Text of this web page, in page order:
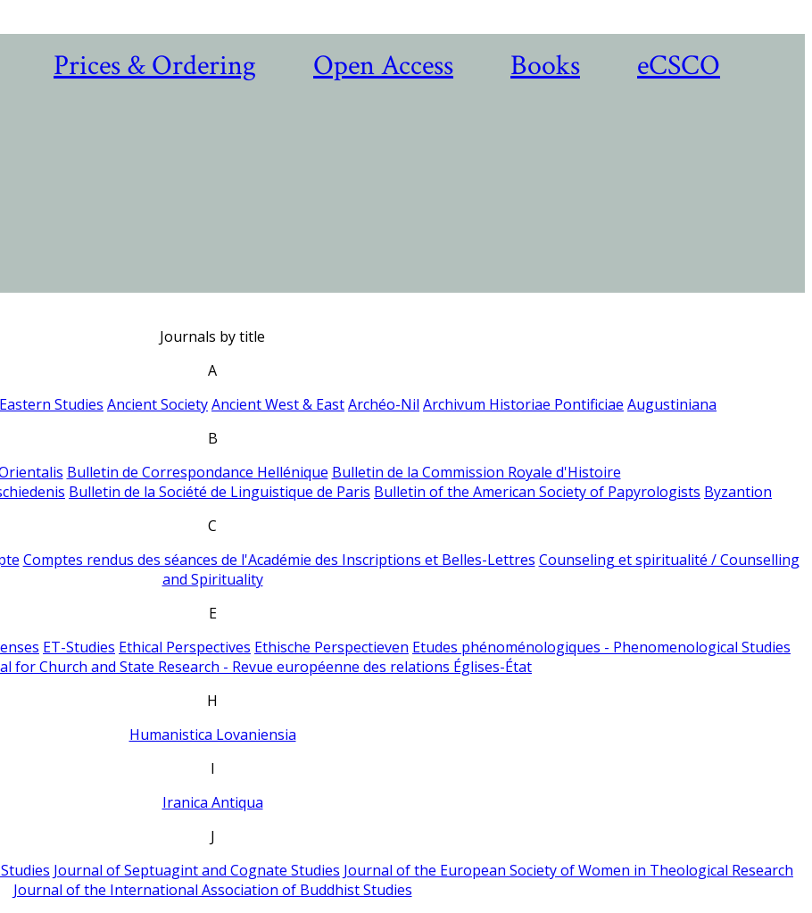
Prices & Ordering Open Access Books eCSCO
Journals by title
A
Studies Ancient SocietyAncient West & EastArchéo-Nil Archivum Historiae Pontificiae Augustiniana
B
Bulletin de Correspondance Hellénique Bulletin de la Commission Royale d'Histoire
Bulletin de la Société de Linguistique de Paris Bulletin of the American Society of Papyrologists Byzantion
C
Comptes rendus des séances de l'Académie des Inscriptions et Belles-Lettres Counseling et spiritualité / Counselling
and Spirituality
E
ET-Studies Ethical Perspectives Ethische Perspectieven Etudes phénoménologiques - Phenomenological Studies
for Church and State Research - Revue européenne des relations Églises-État
H
Humanistica Lovaniensia
I
Iranica Antiqua
J
Journal of Septuagint and Cognate Studies Journal of the European Society of Women in Theological Research
Journal of the International Association of Buddhist Studies